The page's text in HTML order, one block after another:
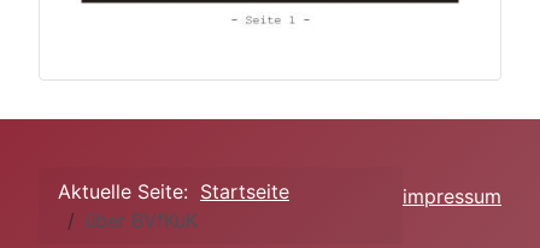
Aktuelle Seite: Startseite
über BVfKuK
impressum